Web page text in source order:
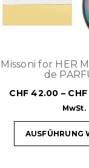
Missoni for HER
de
CHF 42.00 – CHF
MwSt.
AUSFÜHRUNG